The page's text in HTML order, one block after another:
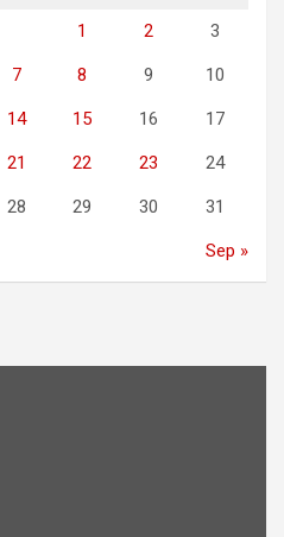
1 2 3
7 8 9 10
14 15 16 17
21 22 23 24
28 29 30 31
Sep »